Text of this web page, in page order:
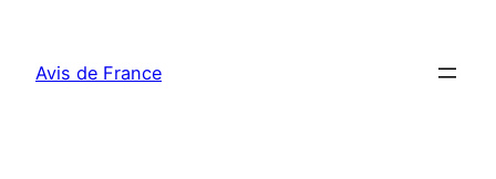
contenu
Avis de France